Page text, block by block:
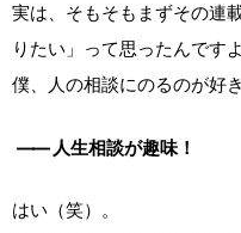
実は、そもそもまずその連
りたい」って思ったんですよ
僕、人の相談にのるのが好
―― 人生相談が趣味！
はい（笑）。